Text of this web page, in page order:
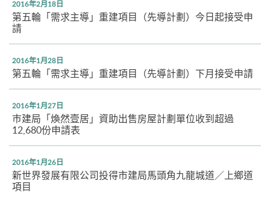
2016年2月18日
第五輪「需求主導」重建項目（先導計劃）今日起接受申
請
2016年1月28日
第五輪「需求主導」重建項目（先導計劃）下月接受申請
2016年1月27日
巿建局「煥然壹居」資助出售房屋計劃單位收到超過
12,680份申請表
2016年1月26日
新世界發展有限公司投得市建局馬頭角九龍城道／上鄉道
項目